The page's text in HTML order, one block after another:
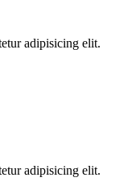
adipisicing elit.
adipisicing elit.